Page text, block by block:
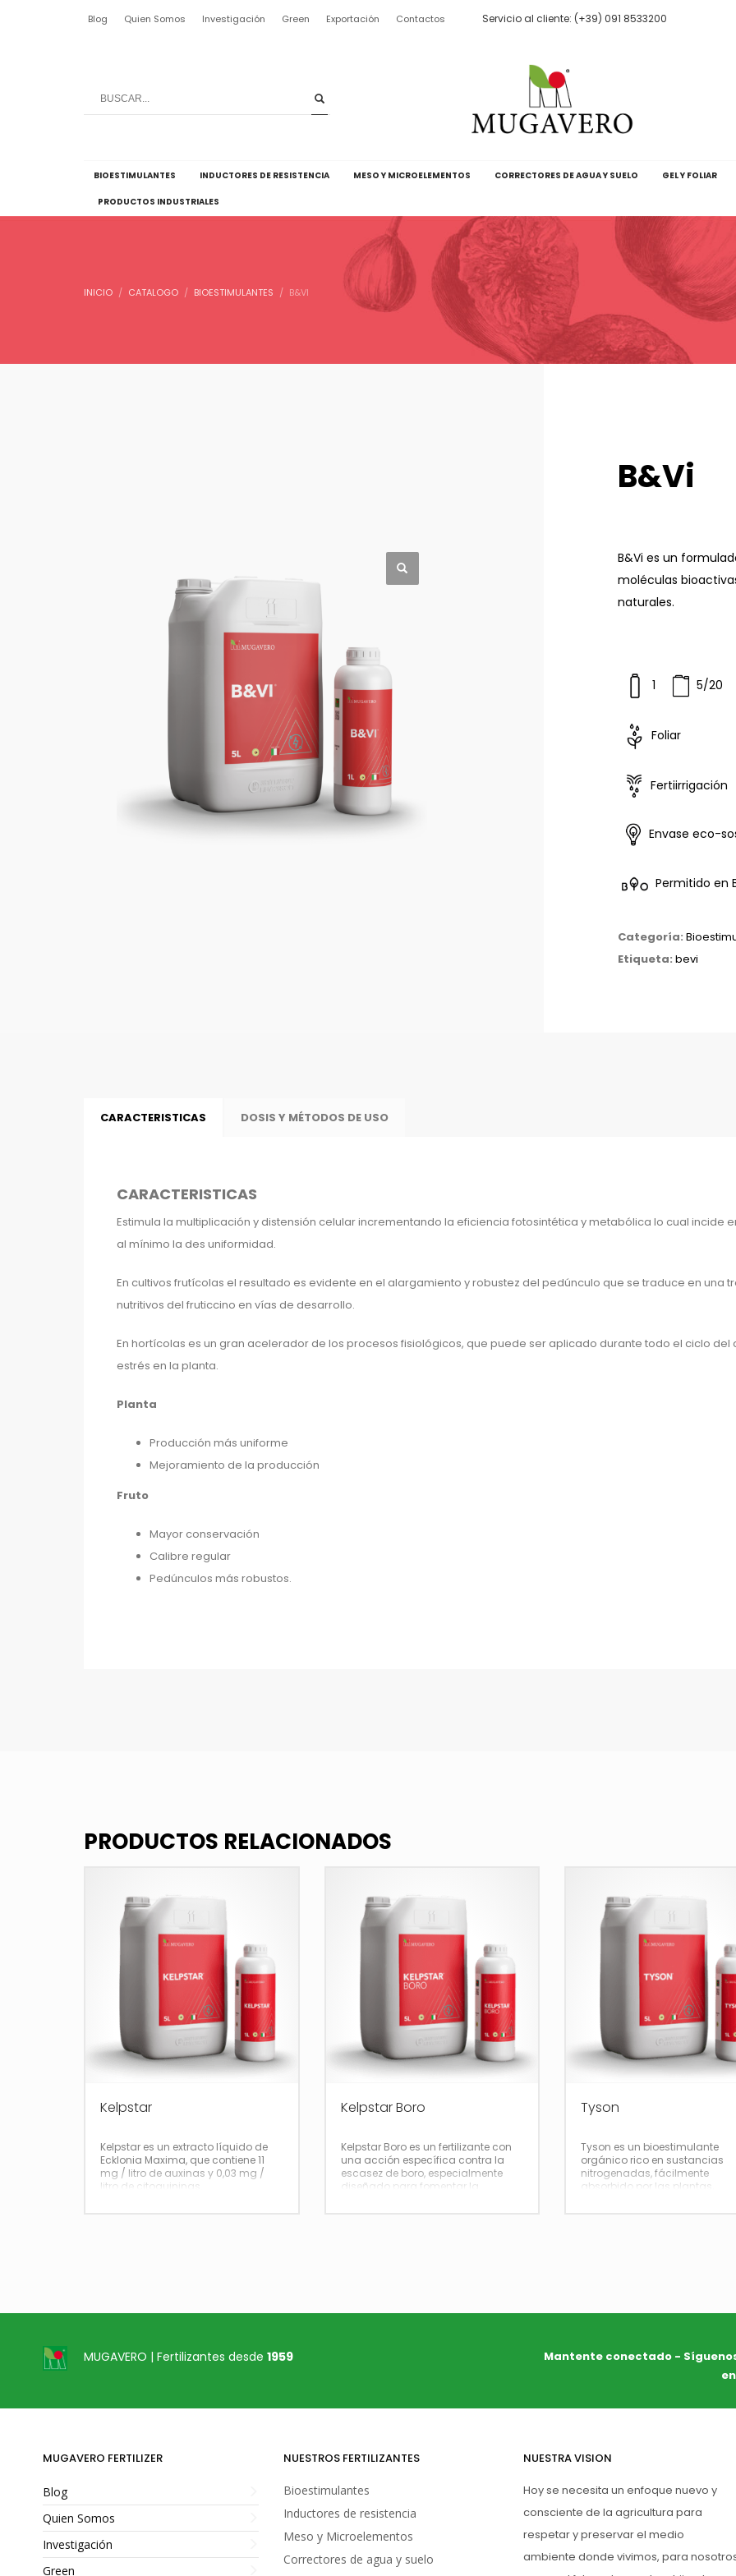
Blog Quien Somos Investigación Green Exportación Contactos Servicio al cliente: (+39) 091 8533200
BIOESTIMULANTES INDUCTORES DE RESISTENCIA MESO Y MICROELEMENTOS CORRECTORES DE AGUA Y SUELO GEL Y FOLIAR
PRODUCTOS INDUSTRIALES
INICIO CATALOGO BIOESTIMULANTES B&VI
B&Vi
B&Vi es un
moléculas
naturales.
1 5/20
Foliar
Fertiirrigación
Envase eco-
Permitido en
Categoría:
Etiqueta: bevi
CARACTERISTICAS DOSIS Y MÉTODOS DE USO
CARACTERISTICAS
Estimula la multiplicación y distensión celular incrementando la eficiencia fotosintética y metabólica lo cual incide
al mínimo la des uniformidad.
En cultivos frutícolas el resultado es evidente en el alargamiento y robustez del pedúnculo que se traduce en una
nutritivos del fruticcino en vías de desarrollo.
En hortícolas es un gran acelerador de los procesos fisiológicos, que puede ser aplicado durante todo el ciclo
estrés en la planta.
Planta
Producción más uniforme
Mejoramiento de la producción
Fruto
Mayor conservación
Calibre regular
Pedúnculos más robustos.
PRODUCTOS RELACIONADOS
Kelpstar
Kelpstar es un extracto líquido de
Ecklonia Maxima, que contiene 11
mg / litro de auxinas y 0,03 mg /
litro de citoquininas.
Kelpstar Boro
Kelpstar Boro es un fertilizante con
una acción específica contra la
escasez de boro, especialmente
diseñado para fomentar la
Tyson
Tyson es un bioestimulante
orgánico rico en sustancias
nitrogenadas, fácilmente
absorbido por las plantas,
MUGAVERO | Fertilizantes desde 1959
Mantente conectado -
MUGAVERO FERTILIZER
Blog
Quien Somos
Investigación
Green
NUESTROS FERTILIZANTES
Bioestimulantes
Inductores de resistencia
Meso y Microelementos
Correctores de agua y suelo
NUESTRA VISION
Hoy se necesita un enfoque nuevo y
consciente de la agricultura para
respetar y preservar el medio
ambiente donde vivimos, para